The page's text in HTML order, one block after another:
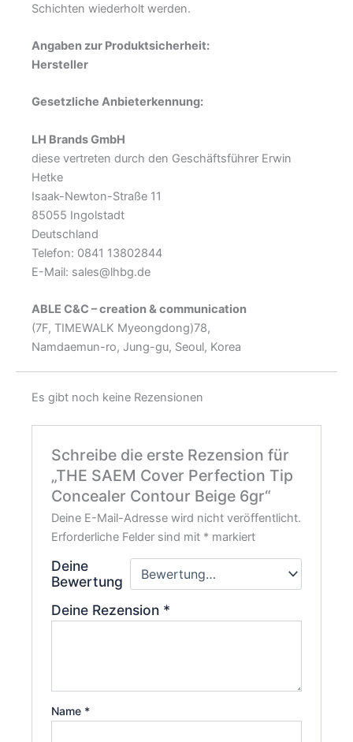
Schichten wiederholt werden.
Angaben zur Produktsicherheit:
Hersteller
Gesetzliche Anbieterkennung:
LH Brands GmbH
diese vertreten durch den Geschäftsführer Erwin
Hetke
Isaak-Newton-Straße 11
85055 Ingolstadt
Deutschland
Telefon: 0841 13802844
E-Mail: sales@lhbg.de
ABLE C&C – creation & communication
(7F, TIMEWALK Myeongdong)78,
Namdaemun-ro, Jung-gu, Seoul, Korea
Es gibt noch keine Rezensionen
Schreibe die erste Rezension für
„THE SAEM Cover Perfection Tip
Concealer Contour Beige 6gr“
Deine E-Mail-Adresse wird nicht veröffentlicht.
Erforderliche Felder sind mit * markiert
Deine
Bewertung
Deine Rezension *
Name *